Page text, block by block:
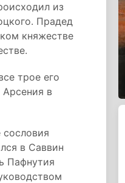
из
Прадед
княжестве
трое его
в
в Саввин
Пафнутия